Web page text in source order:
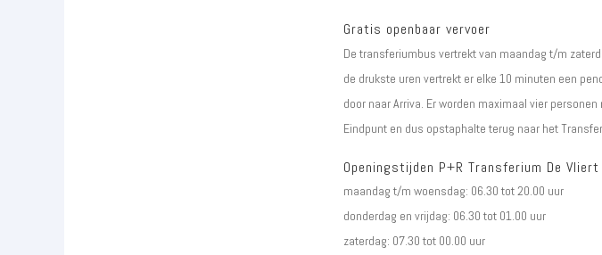
Gratis openbaar vervoer
De transferiumbus vertrekt van maandag t/m
de drukste uren vertrekt er elke 10 minuten een
door naar Arriva. Er worden maximaal vier
Eindpunt en dus opstaphalte terug naar het
Openingstijden P+R Transferium De Vliert
maandag t/m woensdag: 06.30 tot 20.00 uur
donderdag en vrijdag: 06.30 tot 01.00 uur
zaterdag: 07.30 tot 00.00 uur